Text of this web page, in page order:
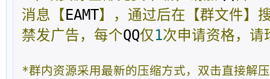
消息【 EAMT】，通过后在【群文件】
禁发广告，每个QQ仅1次申请资格，请
*群内资源采用最新的压缩方式，双击直接解